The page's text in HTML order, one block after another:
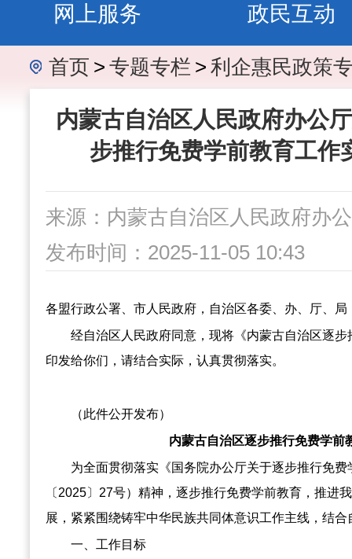
网上服务 政民互动
首页 > 专题专栏 > 利企惠民政策
内蒙古自治区人民政府办公
步推行免费学前教育工作
来源：内蒙古自治区人民政府办
发布时间：2025-11-05 10:43
各盟行政公署、市人民政府，自治区各委、办、厅、
经自治区人民政府同意，现将《内蒙古自治区逐
印发给你们，请结合实际，认真贯彻落实。
（此件公开发布）
内蒙古自治区逐步推行免费学前
为全面贯彻落实《国务院办公厅关于逐步推行免
〔2025〕27号）精神，逐步推行免费学前教育，推进
展，紧紧围绕铸牢中华民族共同体意识工作主线，结
一、工作目标